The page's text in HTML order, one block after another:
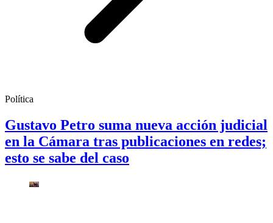
Política
Gustavo Petro suma nueva acción judicial
en la Cámara tras publicaciones en redes;
esto se sabe del caso